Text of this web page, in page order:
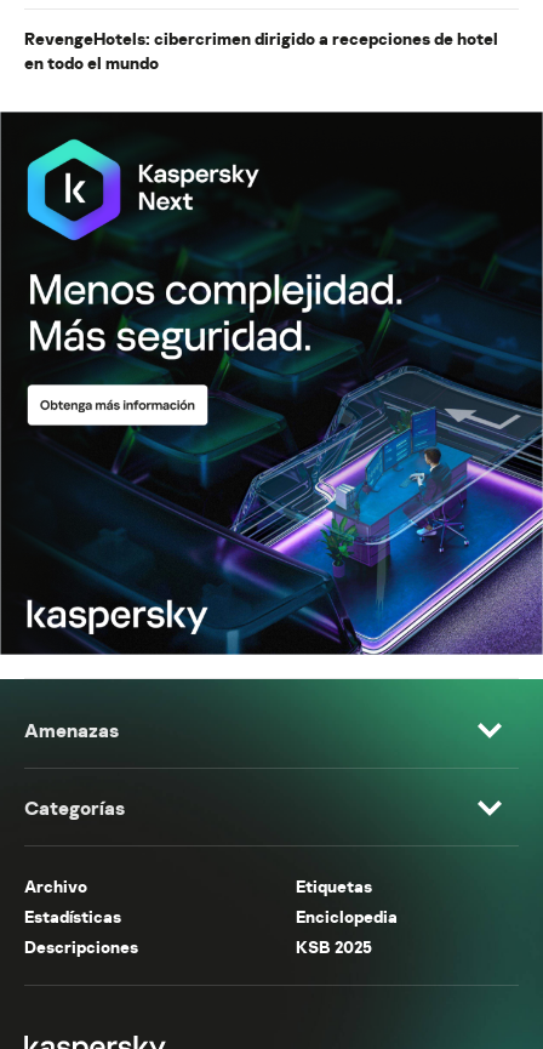
RevengeHotels: cibercrimen dirigido a recepciones de hotel
en todo el mundo
Amenazas
Categorías
Archivo
Etiquetas
Estadísticas
Enciclopedia
Descripciones
KSB 2025